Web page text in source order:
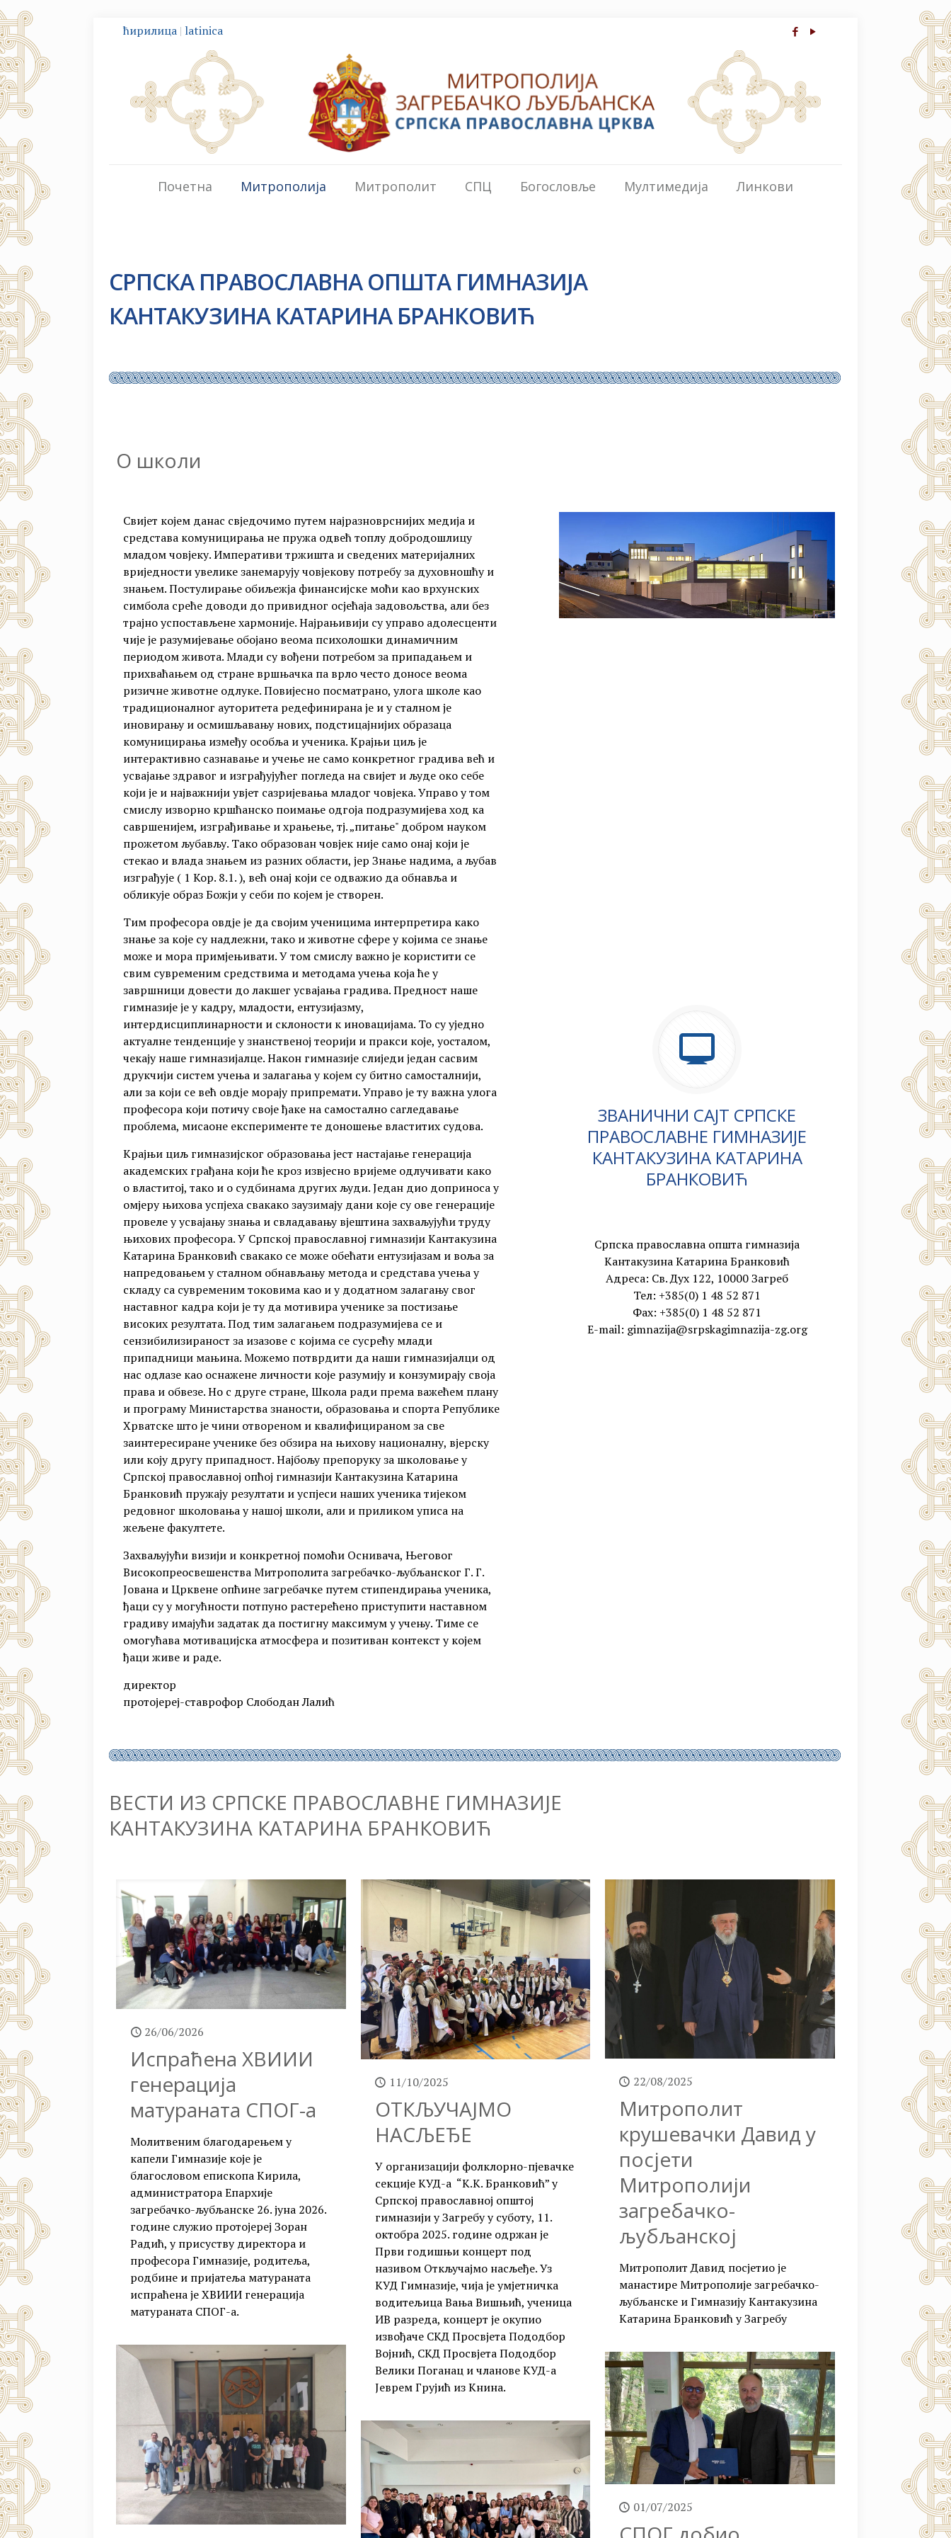
ћирилица | latinica
Почетна Митрополија Митрополит СПЦ Богословље Мултимедија Линкови
СРПСКА ПРАВОСЛАВНА ОПШТА ГИМНАЗИЈА
КАНТАКУЗИНА КАТАРИНА БРАНКОВИЋ
O школи
Свијет којем данас свједочимо путем најразноврснијих медија и
средстава комуницирања не пружа одвећ топлу добродошлицу
младом човјеку. Императиви тржишта и сведених материјалних
вриједности увелике занемарују човјекову потребу за духовношћу и
знањем. Постулирање обиљежја финансијске моћи као врхунских
симбола среће доводи до привидног осјећаја задовољства, али без
трајно успостављене хармоније. Најрањивији су управо адолесценти
чије је разумијевање обојано веома психолошки динамичним
периодом живота. Млади су вођени потребом за припадањем и
прихваћањем од стране вршњачка па врло често доносе веома
ризичне животне одлуке. Повијесно посматрано, улога школе као
традиционалног ауторитета редефинирана је и у сталном је
иновирању и осмишљавању нових, подстицајнијих образаца
комуницирања између особља и ученика. Крајњи циљ је
интерактивно сазнавање и учење не само конкретног градива већ и
усвајање здравог и изграђујућег погледа на свијет и људе око себе
који је и најважнији увјет сазријевања младог човјека. Управо у том
смислу изворно кршћанско поимање одгоја подразумијева ход ка
савршенијем, изграђивање и храњење, тј. „питање" добром науком
прожетом љубављу. Тако образован човјек није само онај који је
стекао и влада знањем из разних области, јер Знање надима, а љубав
изграђује ( 1 Кор. 8.1. ), већ онај који се одважио да обнавља и
обликује образ Божји у себи по којем је створен.
Тим професора овдје је да својим ученицима интерпретира како
знање за које су надлежни, тако и животне сфере у којима се знање
може и мора примјењивати. У том смислу важно је користити се
свим сувременим средствима и методама учења која ће у
завршници довести до лакшег усвајања градива. Предност наше
гимназије је у кадру, младости, ентузијазму,
интердисциплинарности и склоности к иновацијама. То су уједно
актуалне тенденције у знанственој теорији и пракси које, уосталом,
чекају наше гимназијалце. Након гимназије слиједи један сасвим
друкчији систем учења и залагања у којем су битно самосталнији,
али за који се већ овдје морају припремати. Управо је ту важна улога
професора који потичу своје ђаке на самостално сагледавање
проблема, мисаоне експерименте те доношење властитих судова.
Крајњи циљ гимназијског образовања јест настајање генерација
академских грађана који ће кроз извјесно вријеме одлучивати како
о властитој, тако и о судбинама других људи. Један дио доприноса у
омјеру њихова успјеха свакако заузимају дани које су ове генерације
провеле у усвајању знања и свладавању вјештина захваљујући труду
њихових професора. У Српској православној гимназији Кантакузина
Катарина Бранковић свакако се може обећати ентузијазам и воља за
напредовањем у сталном обнављању метода и средстава учења у
складу са сувременим токовима као и у додатном залагању свог
наставног кадра који је ту да мотивира ученике за постизање
високих резултата. Под тим залагањем подразумијева се и
сензибилизираност за изазове с којима се сусрећу млади
припадници мањина. Можемо потврдити да наши гимназијалци од
нас одлазе као оснажене личности које разумију и конзумирају своја
права и обвезе. Но с друге стране, Школа ради према важећем плану
и програму Министарства знаности, образовања и спорта Републике
Хрватске што је чини отвореном и квалифицираном за све
заинтересиране ученике без обзира на њихову националну, вјерску
или коју другу припадност. Најбољу препоруку за школовање у
Српској православној опћој гимназији Кантакузина Катарина
Бранковић пружају резултати и успјеси наших ученика тијеком
редовног школовања у нашој школи, али и приликом уписа на
жељене факултете.
Захваљујући визији и конкретној помоћи Оснивача, Његовог
Високопреосвешенства Митрополита загребачко-љубљанског Г. Г.
Јована и Црквене опћине загребачке путем стипендирања ученика,
ђаци су у могућности потпуно растерећено приступити наставном
градиву имајући задатак да постигну максимум у учењу. Тиме се
омогућава мотивацијска атмосфера и позитиван контекст у којем
ђаци живе и раде.
директор
протојереј-ставрофор Слободан Лалић
ЗВАНИЧНИ САЈТ СРПСКЕ
ПРАВОСЛАВНЕ ГИМНАЗИЈЕ
КАНТАКУЗИНА КАТАРИНА
БРАНКОВИЋ
Српска православна општа гимназија
Кантакузина Катарина Бранковић
Адреса: Св. Дух 122, 10000 Загреб
Тел: +385(0) 1 48 52 871
Фаx: +385(0) 1 48 52 871
E-mail: gimnazija@srpskagimnazija-zg.org
ВЕСТИ ИЗ СРПСКЕ ПРАВОСЛАВНЕ ГИМНАЗИЈЕ
КАНТАКУЗИНА КАТАРИНА БРАНКОВИЋ
26/06/2026
Испраћена XВИИИ
генерација
матураната СПОГ-а
Молитвеним благодарењем у
капели Гимназије које је
благословом епископа Кирила,
администратора Епархије
загребачко-љубљанске 26. јуна 2026.
године служио протојереј Зоран
Радић, у присуству директора и
професора Гимназије, родитеља,
родбине и пријатеља матураната
испраћена је XВИИИ генерација
матураната СПОГ-а.
11/10/2025
ОТКЉУЧАЈМО
НАСЉЕЂЕ
У организацији фолклорно-пјевачке
секције КУД-а “К.К. Бранковић” у
Српској православној општој
гимназији у Загребу у суботу, 11.
октобра 2025. године одржан је
Први годишњи концерт под
називом Откључајмо насљеђе. Уз
КУД Гимназије, чија је умјетничка
водитељица Вања Вишњић, ученица
ИВ разреда, концерт је окупио
извођаче СКД Просвјета Пододбор
Војнић, СКД Просвјета Пододбор
Велики Поганац и чланове КУД-а
Јеврем Грујић из Книна.
22/08/2025
Митрополит
крушевачки Давид у
посјети
Митрополији
загребачко-
љубљанској
Митрополит Давид посјетио је
манастире Митрополије загребачко-
љубљанске и Гимназију Кантакузина
Катарина Бранковић у Загребу
01/07/2025